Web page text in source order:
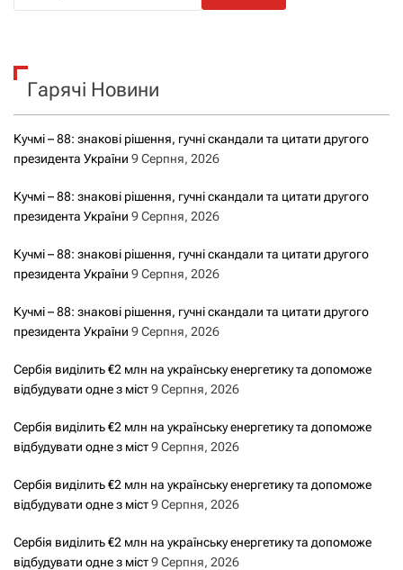
к
Гарячі Новини
Кучмі – 88: знакові рішення, гучні скандали та цитати другого
президента України 9 Серпня, 2026
Кучмі – 88: знакові рішення, гучні скандали та цитати другого
президента України 9 Серпня, 2026
Кучмі – 88: знакові рішення, гучні скандали та цитати другого
президента України 9 Серпня, 2026
Кучмі – 88: знакові рішення, гучні скандали та цитати другого
президента України 9 Серпня, 2026
Сербія виділить €2 млн на українську енергетику та допоможе
відбудувати одне з міст9 Серпня, 2026
Сербія виділить €2 млн на українську енергетику та допоможе
відбудувати одне з міст9 Серпня, 2026
Сербія виділить €2 млн на українську енергетику та допоможе
відбудувати одне з міст9 Серпня, 2026
Сербія виділить €2 млн на українську енергетику та допоможе
відбудувати одне з міст9 Серпня, 2026